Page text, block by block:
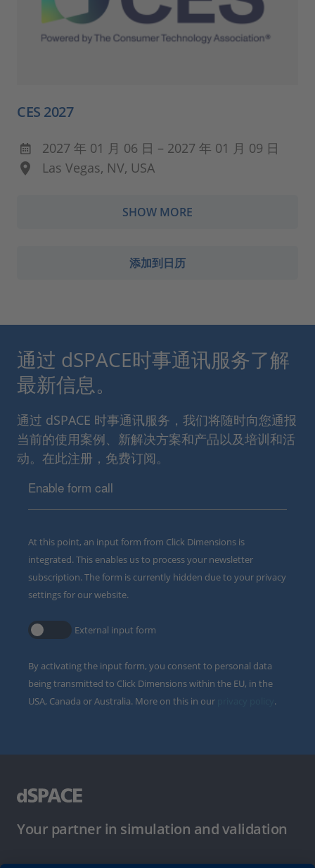
CES 2027
2027 年 01 月 06 日 – 2027 年 01 月 09 日
Las Vegas, NV, USA
SHOW MORE
添加到日历
通过 dSPACE时事通讯服务了解
最新信息。
通过 dSPACE 时事通讯服务，我们将随时向您通报
当前的使用案例、新解决方案和产品以及培训和活
动。在此注册，免费订阅。
Enable form call
At this point, an input form from Click Dimensions is
integrated. This enables us to process your newsletter
subscription. The form is currently hidden due to your privacy
settings for our website.
External input form
By activating the input form, you consent to personal data
being transmitted to Click Dimensions within the EU, in the
USA, Canada or Australia. More on this in our
.
Your partner in simulation and validation